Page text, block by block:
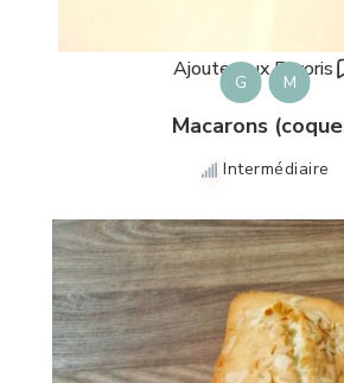
Ajouter aux Favoris
G M
Macarons
Intermédiaire